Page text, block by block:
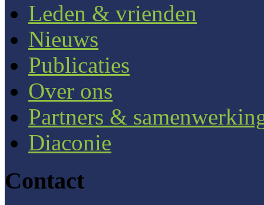
Leden & vrienden
Nieuws
Publicaties
Over ons
Partners &
Diaconie
Contact